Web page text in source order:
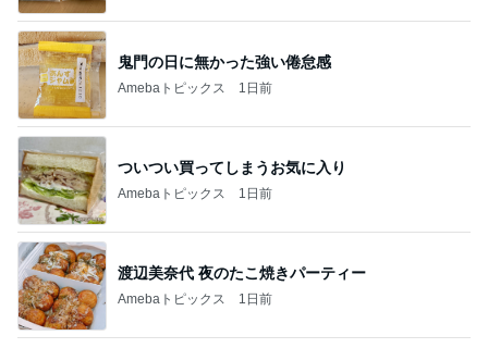
鬼門の日に無かった強い倦怠感
Amebaトピックス 1日前
ついつい買ってしまうお気に入り
Amebaトピックス 1日前
渡辺美奈代 夜のたこ焼きパーティー
Amebaトピックス 1日前